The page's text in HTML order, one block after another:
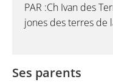
PAR :Ch Ivan des
jones des terres de
Ses parents